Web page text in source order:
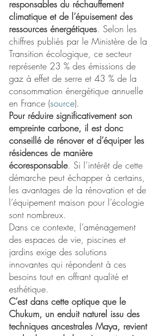
responsables du réchauffement
climatique et de l’épuisement des
ressources énergétiques. Selon les
chiffres publiés par le Ministère de la
Transition écologique, ce secteur
représente 23 % des émissions de
gaz à effet de serre et 43 % de la
consommation énergétique annuelle
en France (source).
Pour réduire significativement son
empreinte carbone, il est donc
conseillé de rénover et d’équiper les
résidences de manière
écoresponsable. Si l’intérêt de cette
démarche peut échapper à certains,
les avantages de la rénovation et de
l’équipement maison pour l’écologie
sont nombreux.
Dans ce contexte, l’aménagement
des espaces de vie, piscines et
jardins exige des solutions
innovantes qui répondent à ces
besoins tout en offrant qualité et
esthétique.
C’est dans cette optique que le
Chukum, un enduit naturel issu des
techniques ancestrales Maya, revient